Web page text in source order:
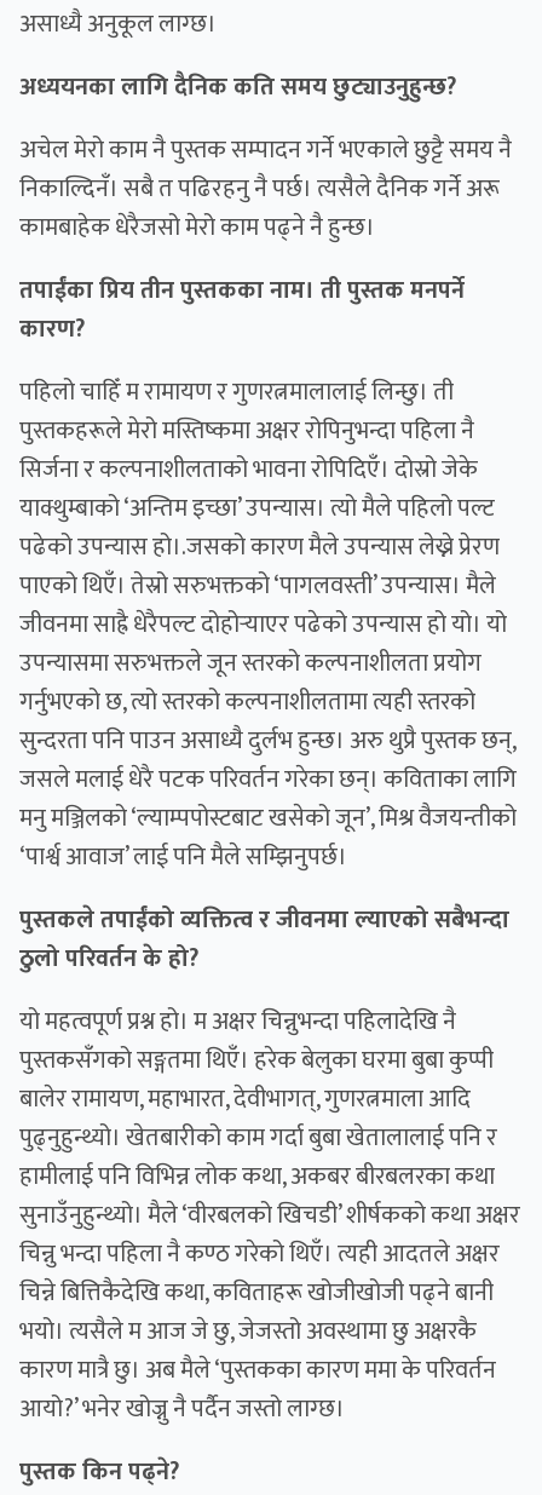
असाध्यै अनुकूल लाग्छ।
अध्ययनका लागि दैनिक कति समय छुट्याउनुहुन्छ?
अचेल मेरो काम नै पुस्तक सम्पादन गर्ने भएकाले छुट्टै समय नै
निकाल्दिनँ। सबै त पढिरहनु नै पर्छ। त्यसैले दैनिक गर्ने अरू
कामबाहेक धेरैजसो मेरो काम पढ्ने नै हुन्छ।
तपाईंका प्रिय तीन पुस्तकका नाम। ती पुस्तक मनपर्ने
कारण?
पहिलो चाहिँ म रामायण र गुणरत्नमालालाई लिन्छु। ती
पुस्तकहरूले मेरो मस्तिष्कमा अक्षर रोपिनुभन्दा पहिला नै
सिर्जना र कल्पनाशीलताको भावना रोपिदिएँ। दोस्रो जेके
याक्थुम्बाको ‘अन्तिम इच्छा’ उपन्यास। त्यो मैले पहिलो पल्ट
पढेको उपन्यास हो।.जसको कारण मैले उपन्यास लेख्ने प्रेरण
पाएको थिएँ। तेस्रो सरुभक्तको ‘पागलवस्ती’ उपन्यास। मैले
जीवनमा साह्रै धेरैपल्ट दोहोर्‍याएर पढेको उपन्यास हो यो। यो
उपन्यासमा सरुभक्तले जून स्तरको कल्पनाशीलता प्रयोग
गर्नुभएको छ, त्यो स्तरको कल्पनाशीलतामा त्यही स्तरको
सुन्दरता पनि पाउन असाध्यै दुर्लभ हुन्छ। अरु थुप्रै पुस्तक छन्,
जसले मलाई धेरै पटक परिवर्तन गरेका छन्। कविताका लागि
मनु मञ्जिलको ‘ल्याम्पपोस्टबाट खसेको जून’, मिश्र वैजयन्तीको
‘पार्श्व आवाज’ लाई पनि मैले सम्झिनुपर्छ।
पुस्तकले तपाईंको व्यक्तित्व र जीवनमा ल्याएको सबैभन्दा
ठुलो परिवर्तन के हो?
यो महत्वपूर्ण प्रश्न हो। म अक्षर चिन्नुभन्दा पहिलादेखि नै
पुस्तकसँगको सङ्गतमा थिएँ। हरेक बेलुका घरमा बुबा कुप्पी
बालेर रामायण, महाभारत, देवीभागत्, गुणरत्नमाला आदि
पुढ्नुहुन्थ्यो। खेतबारीको काम गर्दा बुबा खेतालालाई पनि र
हामीलाई पनि विभिन्न लोक कथा, अकबर बीरबलरका कथा
सुनाउँनुहुन्थ्यो। मैले ‘वीरबलको खिचडी’ शीर्षकको कथा अक्षर
चिन्नु भन्दा पहिला नै कण्ठ गरेको थिएँ। त्यही आदतले अक्षर
चिन्ने बित्तिकैदेखि कथा, कविताहरू खोजीखोजी पढ्ने बानी
भयो। त्यसैले म आज जे छु, जेजस्तो अवस्थामा छु अक्षरकै
कारण मात्रै छु। अब मैले ‘पुस्तकका कारण ममा के परिवर्तन
आयो?’ भनेर खोज्नु नै पर्दैन जस्तो लाग्छ।
पुस्तक किन पढ्ने?